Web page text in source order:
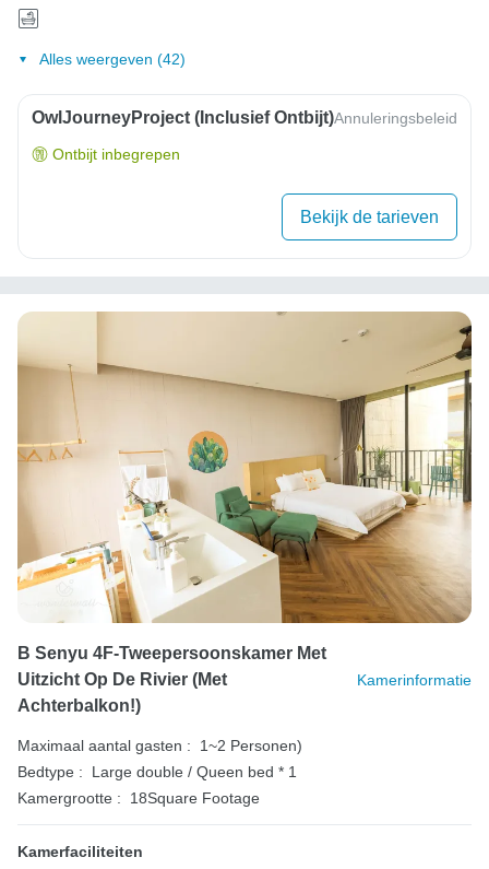
Alles weergeven (42)
OwlJourneyProject (inclusief Ontbijt)Annuleringsbeleid
Ontbijt inbegrepen
Bekijk de tarieven
B Senyu 4F-Tweepersoonskamer Met
Uitzicht Op De Rivier (met
Achterbalkon!)
Kamerinformatie
Maximaal aantal gasten :
1~2 Personen)
Bedtype :
Large double / Queen bed * 1
Kamergrootte :
18Square Footage
Kamerfaciliteiten